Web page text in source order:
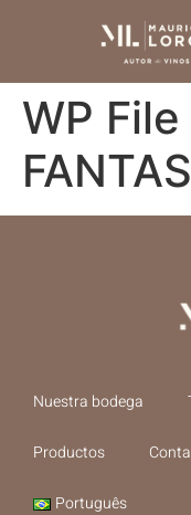
WP
Nuestra bodega
Productos
Português